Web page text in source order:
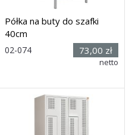
Półka na buty do szafki
40cm
02-074 73,00 zł
netto